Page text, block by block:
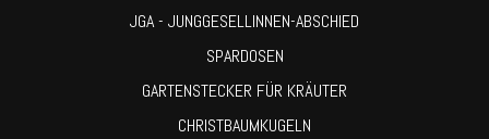
JGA - JUNGGESELLINNEN-ABSCHIED
SPARDOSEN
GARTENSTECKER FÜR KRÄUTER
CHRISTBAUMKUGELN